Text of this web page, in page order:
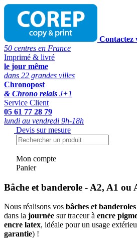
Contactez
50 centres en France
Imprimé & livré
le jour même
dans 22 grandes villes
Chronopost
& Chrono relais J+1
Service Client
05 61 77 28 79
lundi au vendredi 9h-18h
Devis sur mesure
Mon compte
Panier
Bâche et banderole - A2, A1 ou
Nous réalisons vos bâches et banderoles
dans la journée sur traceur à encre
encre latex, idéale pour un usage
garantie) !